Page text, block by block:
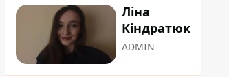
Ліна
Кіндратюк
ADMIN